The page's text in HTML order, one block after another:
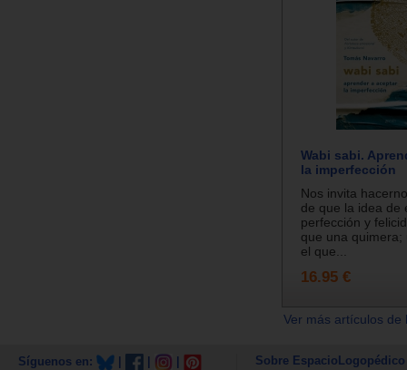
Wabi sabi.
la imperfección
Nos invita
de que la idea de
perfección y
que una quimera;
el que...
16.95 €
Ver más artículos
Síguenos en: Sobre EspacioLogopédico